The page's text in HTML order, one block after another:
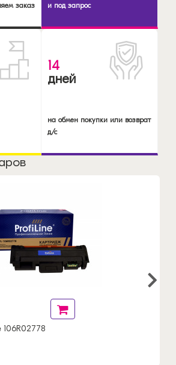
заказ
и под запрос
14
дней
на обмен покупки или возврат
д/с
106R02778